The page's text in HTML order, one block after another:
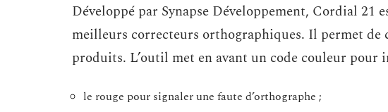
Développé par Synapse Développement, Cordial 21
meilleurs correcteurs orthographiques. Il permet de
produits. L’outil met en avant un code couleur pour
le rouge pour signaler une faute d’orthographe ;